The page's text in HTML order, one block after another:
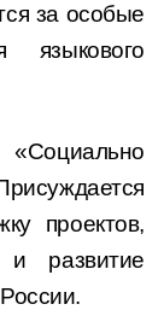
за особые
проектов,
и развитие